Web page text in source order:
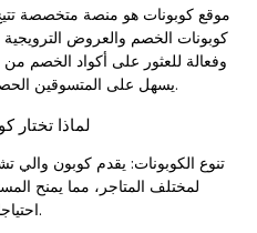
موقع كوبونات هو منصة متخصصة
كوبونات الخصم والعروض
وفعالة للعثور على أكواد الخصم
يسهل على المتسوقين الحصول على تخفيضات مغرية.
لماذا تختار
تنوع الكوبونات: يقدم كوبون والي
لمختلف المتاجر، مما يمنح
احتياجاتهم.